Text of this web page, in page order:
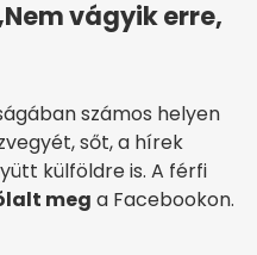
vágyik erre,
számos helyen
sőt, a hírek
külföldre is. A férfi
meg a Facebookon.